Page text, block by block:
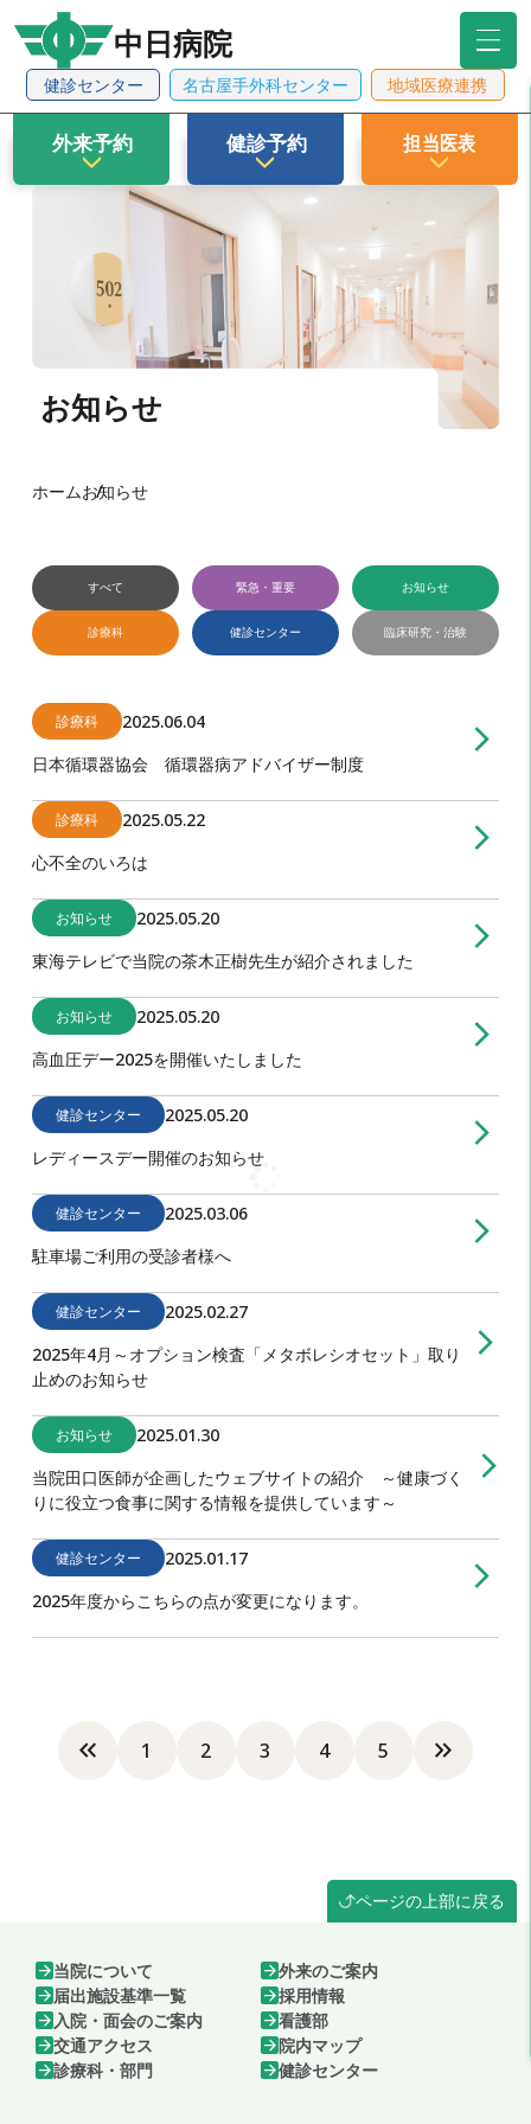
中日病院
健診センター 名古屋手外科センター 地域医療連携
arrow_forward_ios
外来予約
arrow_forward_ios
健診予約
arrow_forward_ios
担当医表
お知らせ
ホームお知らせ
すべて 緊急・重要 お知らせ
診療科 健診センター 臨床研究・治験
診療科
2025.06.04
日本循環器協会 循環器病アドバイザー制度
arrow_forward_ios
診療科
2025.05.22
心不全のいろは
arrow_forward_ios
お知らせ
2025.05.20
東海テレビで当院の茶木正樹先生が紹介されました
arrow_forward_ios
お知らせ
2025.05.20
高血圧デー2025を開催いたしました
arrow_forward_ios
健診センター
2025.05.20
レディースデー開催のお知らせ
arrow_forward_ios
健診センター
2025.03.06
駐車場ご利用の受診者様へ
arrow_forward_ios
健診センター
2025.02.27
2025年4月～オプション検査「メタボレシオセット」取り
止めのお知らせ
arrow_forward_ios
お知らせ
2025.01.30
当院田口医師が企画したウェブサイトの紹介 ～健康づく
りに役立つ食事に関する情報を提供しています～
arrow_forward_ios
健診センター
2025.01.17
2025年度からこちらの点が変更になります。
arrow_forward_ios
keyboard_double_arrow_left 1 2 3 4 5 keyboard_double_arrow_right
ページの上部に戻る
arrow_forward当院について
arrow_forward届出施設基準一覧
arrow_forward外来のご案内
arrow_forward採用情報
arrow_forward入院・面会のご案内
arrow_forward交通アクセス
arrow_forward看護部
arrow_forward院内マップ
arrow_forward診療科・部門 arrow_forward健診センター